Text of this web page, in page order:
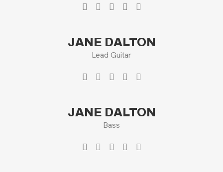
JANE DALTON
Lead Guitar
JANE DALTON
Bass